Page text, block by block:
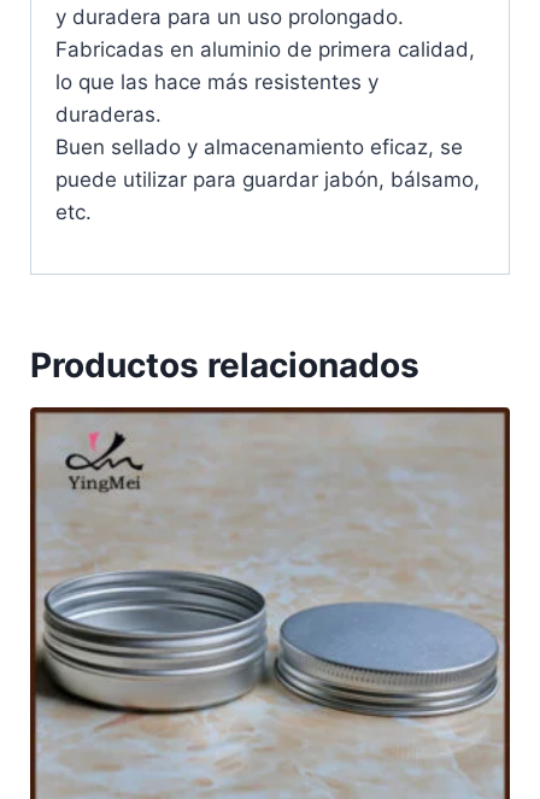
y duradera para un uso prolongado.
Fabricadas en aluminio de primera calidad,
lo que las hace más resistentes y
duraderas.
Buen sellado y almacenamiento eficaz, se
puede utilizar para guardar jabón, bálsamo,
etc.
Productos relacionados